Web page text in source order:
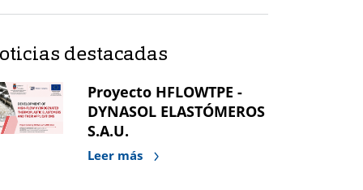
destacadas
Proyecto HFLOWTPE -
DYNASOL ELASTÓMEROS
S.A.U.
Leer más